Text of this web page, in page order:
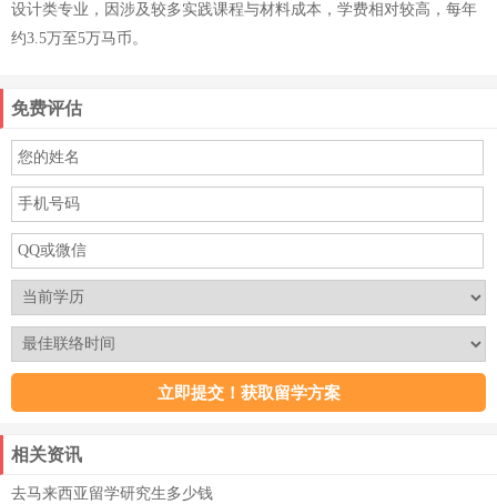
设计类专业，因涉及较多实践课程与材料成本，学费相对较高，每年
约3.5万至5万马币。
免费评估
相关资讯
去马来西亚留学研究生多少钱